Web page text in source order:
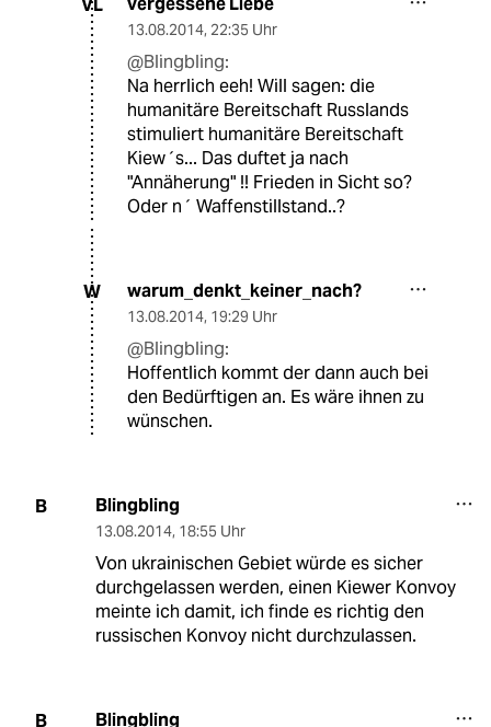
VL
13.08.2014, 22:35 Uhr
@Blingbling:
Na herrlich eeh! Will sagen: die
humanitäre Bereitschaft Russlands
stimuliert humanitäre Bereitschaft
Kiew´s... Das duftet ja nach
"Annäherung" !! Frieden in Sicht so?
Oder n´ Waffenstillstand..?
W warum_denkt_keiner_nach?
13.08.2014, 19:29 Uhr
@Blingbling:
Hoffentlich kommt der dann auch bei
den Bedürftigen an. Es wäre ihnen zu
wünschen.
B Blingbling
13.08.2014, 18:55 Uhr
Von ukrainischen Gebiet würde es sicher
durchgelassen werden, einen Kiewer Konvoy
meinte ich damit, ich finde es richtig den
russischen Konvoy nicht durchzulassen.
B Blingbling